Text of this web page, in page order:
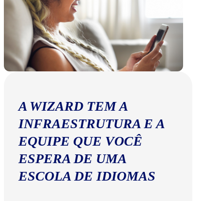
A WIZARD TEM A
INFRAESTRUTURA E A
EQUIPE QUE VOCÊ
ESPERA DE UMA
ESCOLA DE IDIOMAS